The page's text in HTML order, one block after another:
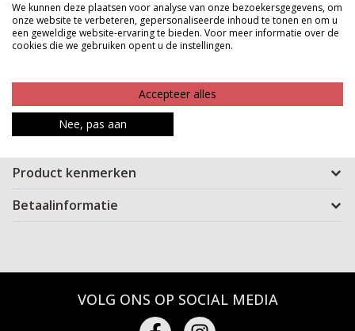
Lekker willen bewegen zonder bang te zijn dat je rokje
omhoog gaat, dan is dit de oplossing! Dit item lijkt op
heeft aan de voorkant een langere flap en aan de
zijkant zit een rits zodat je de skort makkelijk aan kunt
trekken.
Product kenmerken
Betaalinformatie
VOLG ONS OP SOCIAL MEDIA
We kunnen deze plaatsen voor analyse van onze bezoekersgegevens, om
onze website te verbeteren, gepersonaliseerde inhoud te tonen en om u
een geweldige website-ervaring te bieden. Voor meer informatie over de
cookies die we gebruiken opent u de instellingen.
Accepteer alles
Nee, pas aan